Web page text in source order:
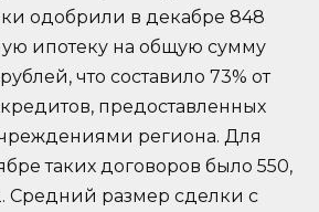
одобрили в декабре 848
ипотеку на общую сумму
что составило 73% от
предоставленных
региона. Для
таких договоров было 550,
Средний размер сделки с